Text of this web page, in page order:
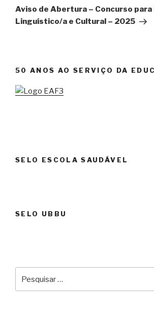
seguinte
Aviso de Abertura – Concurso
Linguístico/a e Cultural – 2025
50 ANOS AO SERVIÇO DA
SELO ESCOLA SAUDÁVEL
SELO UBBU